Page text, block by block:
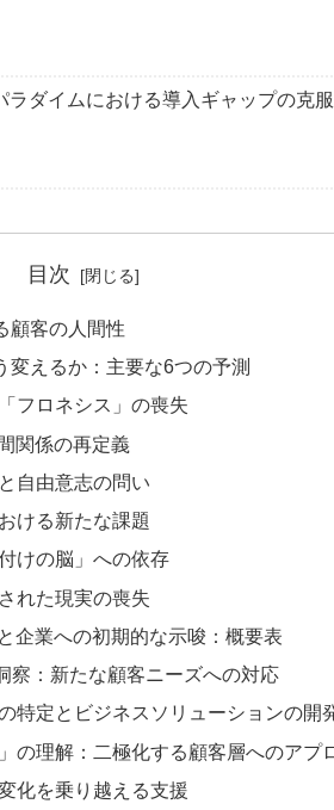
ダイムにおける導入ギャップの克服
目次
顧客の人間性
変えるか：主要な6つの予測
フロネシス」の喪失
関係の再定義
自由意志の問い
ける新たな課題
けの脳」への依存
れた現実の喪失
企業への初期的な示唆：概要表
察：新たな顧客ニーズへの対応
特定とビジネスソリューションの開
の理解：二極化する顧客層へのアプ
化を乗り越える支援